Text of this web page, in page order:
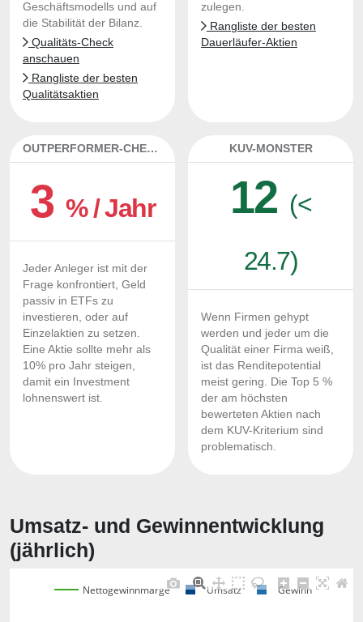
Geschäftsmodells und auf
die Stabilität der Bilanz.
Qualitäts-Check
anschauen
Rangliste der besten
Qualitätsaktien
zulegen.
Rangliste der besten
Dauerläufer-Aktien
OUTPERFORMER-CHECK
3 % / Jahr
Jeder Anleger ist mit der
Frage konfrontiert, Geld
passiv in ETFs zu
investieren, oder auf
Einzelaktien zu setzen.
Eine Aktie sollte mehr als
10% pro Jahr steigen,
damit ein Investment
lohnenswert ist.
KUV-MONSTER
12 (<
24.7)
Wenn Firmen gehypt
werden und jeder um die
Qualität einer Firma weiß,
ist das Renditepotential
meist gering. Die Top 5 %
der am höchsten
bewerteten Aktien nach
dem KUV-Kriterium sind
problematisch.
Umsatz- und Gewinnentwicklung
(jährlich)
Nettogewinnmarge Umsatz Gewinn